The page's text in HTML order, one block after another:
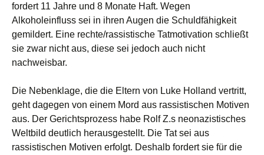
fordert 11 Jahre und 8 Monate Haft. Wegen
Alkoholeinfluss sei in ihren Augen die Schuldfähigkeit
gemildert. Eine rechte/rassistische Tatmotivation schließt
sie zwar nicht aus, diese sei jedoch auch nicht
nachweisbar.
Die Nebenklage, die die Eltern von Luke Holland vertritt,
geht dagegen von einem Mord aus rassistischen Motiven
aus. Der Gerichtsprozess habe Rolf Z.s neonazistisches
Weltbild deutlich herausgestellt. Die Tat sei aus
rassistischen Motiven erfolgt. Deshalb fordert sie für die